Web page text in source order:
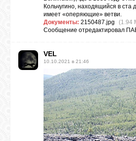
Кольчугино, находящийся в
имеет «оперяющие» ветви.
Документы: 2150487.jpg
(1.94
Сообщение отредактировал
VEL
10.10.2021 в 21:46